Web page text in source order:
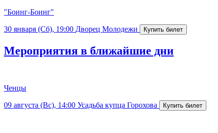
"Боинг-Боинг"
30 января (Сб), 19:00 Дворец Молодежи
Мероприятия в ближайшие дни
Ченцы
09 августа (Вс), 14:00 Усадьба купца Горохова